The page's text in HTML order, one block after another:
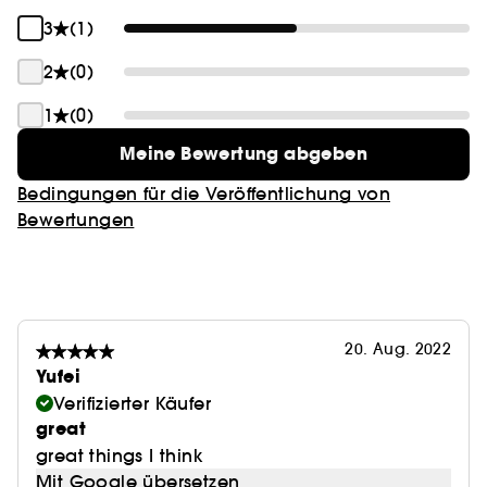
3
(1)
2
(0)
1
(0)
Meine Bewertung abgeben
Bedingungen für die Veröffentlichung von
Bewertungen
20. Aug. 2022
Yufei
Verifizierter Käufer
great
great things I think
Mit Google übersetzen